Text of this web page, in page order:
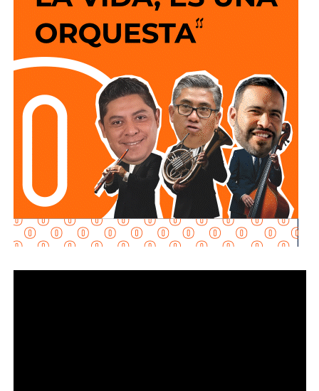
La semana pasada concluyeron los trabajos de
mantenimiento y restauración en los módulos donde se
lleva a cabo el proceso de potabilización del agua, para
continuar con la limpieza y mantenimiento integral de las
instalaciones de la planta.
La siguiente etapa contempla el equipamiento de los
tanques de floculación y sedimentación, donde las
partículas e impurezas que contiene el agua se agrupan y
posteriormente se depositan en el fondo, permitiendo
separar el agua más clara para que continúe con las
etapas de filtración y desinfección antes de su
distribución.